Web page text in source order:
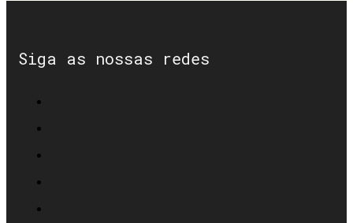
Siga as nossas redes